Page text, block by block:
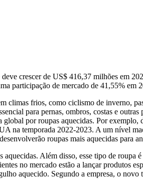
crescer de US$ 416,37 milhões em
participação de mercado de 41,55% em
climas frios, como ciclismo de inverno,
para pernas, ombros, costas e
por roupas aquecidas. Por
na temporada 2022-2023. A um nível
roupas mais aquecidas para
Além disso, esse tipo de roupa
no mercado estão a lançar produtos
aquecido. Segundo a empresa, o